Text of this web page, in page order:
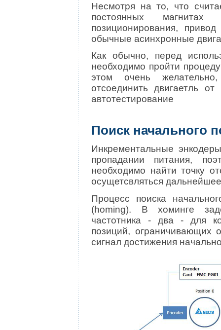
Несмотря на то, что
постоянных
позиционирования,
обычные асинхронные
Как обычно, перед
необходимо пройти
этом очень
отсоединить двигаетль
автотестирование
Поиск начального
Инкрементальные
пропадании питания,
необходимо найти точку
осущетсвляться
Процесс поиска
(homing). В хоминге
частотника - два - для
позиций, ограничивающих
сигнал достижения